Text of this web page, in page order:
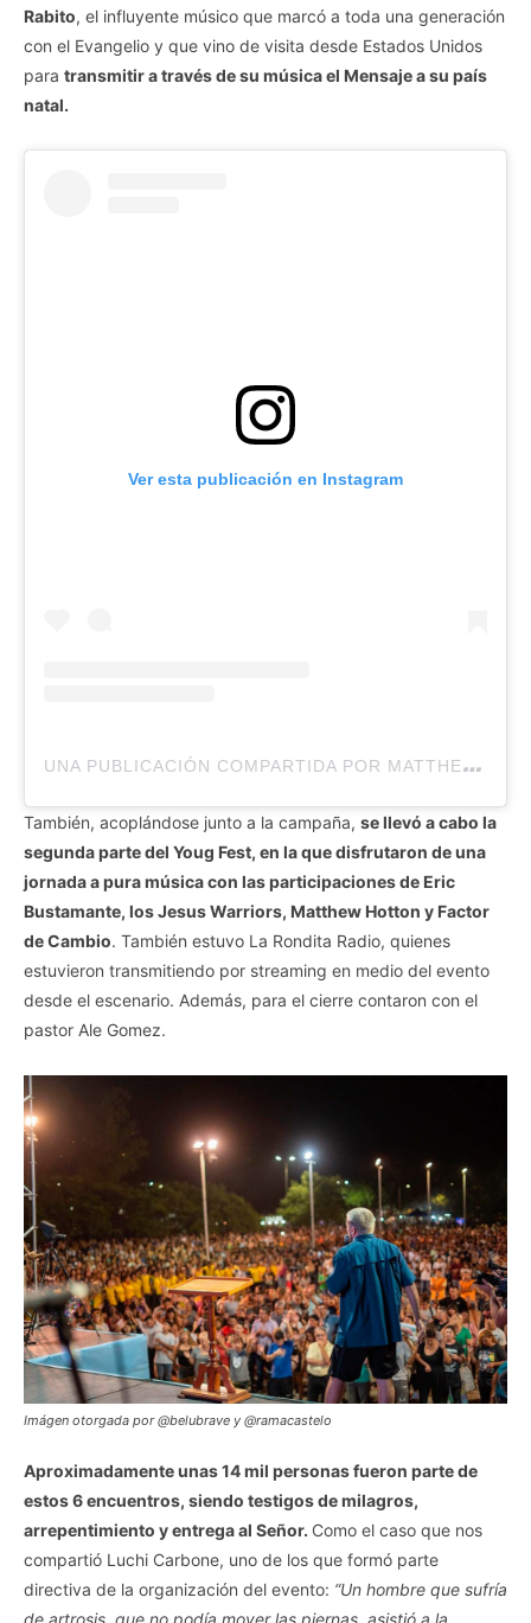
Rabito, el influyente músico que marcó a toda una generación
con el Evangelio y que vino de visita desde Estados Unidos
para transmitir a través de su música el Mensaje a su país
natal.
Ver esta publicación en Instagram
U
NA PUBLICACIÓN COMPARTIDA POR MATTHEW HOTTON (@HOTTONMATTHEW)
También, acoplándose junto a la campaña, se llevó a cabo la
segunda parte del Youg Fest, en la que disfrutaron de una
jornada a pura música con las participaciones de Eric
Bustamante, los Jesus Warriors, Matthew Hotton y Factor
de Cambio. También estuvo La Rondita Radio, quienes
estuvieron transmitiendo por streaming en medio del evento
desde el escenario. Además, para el cierre contaron con el
pastor Ale Gomez.
Imágen otorgada por @belubrave y @ramacastelo
Aproximadamente unas 14 mil personas fueron parte de
estos 6 encuentros, siendo testigos de milagros,
arrepentimiento y entrega al Señor. Como el caso que nos
compartió Luchi Carbone, uno de los que formó parte
directiva de la organización del evento: “Un hombre que sufría
de artrosis, que no podía mover las piernas, asistió a la